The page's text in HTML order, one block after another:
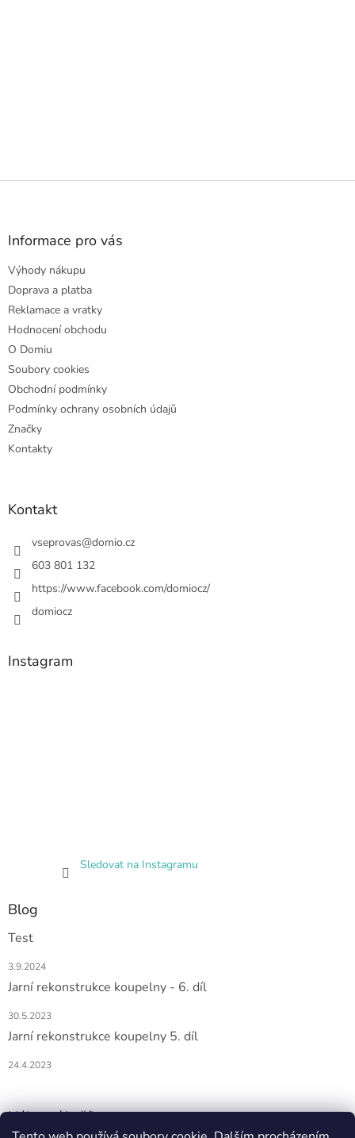
Z
Informace pro vás
Výhody nákupu
Doprava a platba
Reklamace a vratky
Hodnocení obchodu
O Domiu
Soubory cookies
Obchodní podmínky
Podmínky ochrany osobních údajů
Značky
Kontakty
Kontakt
vseprovas@domio.cz
603 801 132
https://www.facebook.com/domiocz/
domiocz
Instagram
Sledovat na Instagramu
Blog
Test
3.9.2024
Jarní rekonstrukce koupelny - 6. díl
30.5.2023
Jarní rekonstrukce koupelny 5. díl
24.4.2023
Nákupní košík